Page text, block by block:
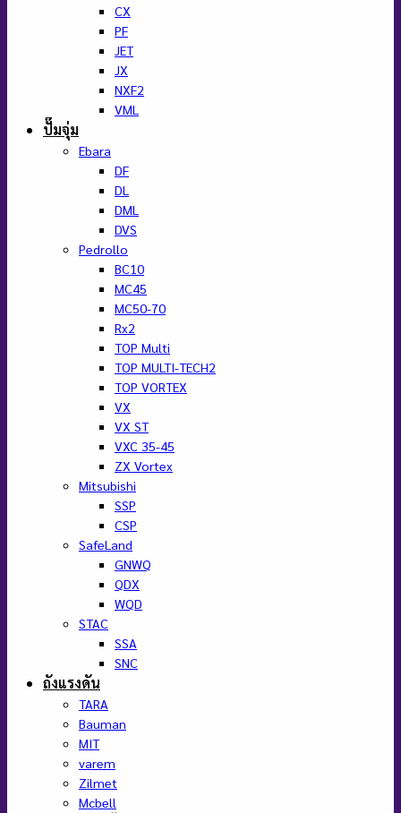
CX
PF
JET
JX
NXF2
VML
ปั๊มจุ่ม
Ebara
DF
DL
DML
DVS
Pedrollo
BC10
MC45
MC50-70
Rx2
TOP Multi
TOP MULTI-TECH2
TOP VORTEX
VX
VX ST
VXC 35-45
ZX Vortex
Mitsubishi
SSP
CSP
SafeLand
GNWQ
QDX
WQD
STAC
SSA
SNC
ถังแรงดัน
TARA
Bauman
MIT
varem
Zilmet
Mcbell